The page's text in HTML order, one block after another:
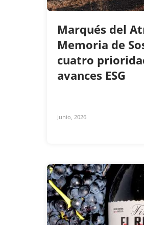
Marqués del
Memoria de
cuatro
avances ESG
Junio, 2026